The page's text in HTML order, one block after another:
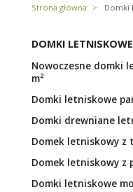
Strona główna Domki
DOMKI
Nowoczesne domki
m²
Domki letniskowe
Domki drewniane
Domek letniskowy z
Domek letniskowy z
Domki letniskowe